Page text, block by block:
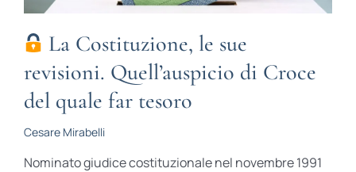
La Costituzione, le sue
revisioni. Quell’auspicio di Croce
del quale far tesoro
Cesare Mirabelli
Nominato giudice costituzionale nel novembre 1991